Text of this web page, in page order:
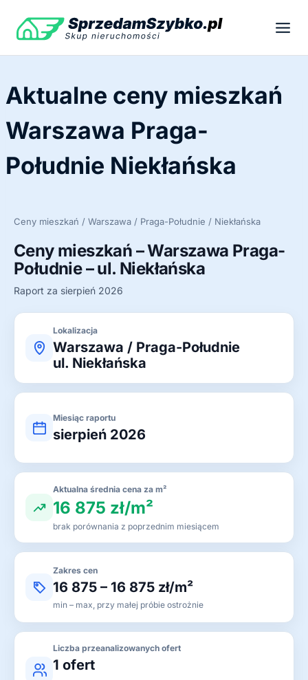
treści
Aktualne ceny mieszkań
Warszawa Praga-
Południe Niekłańska
Ceny mieszkań / Warszawa / Praga-Południe / Niekłańska
Ceny mieszkań – Warszawa Praga-
Południe – ul. Niekłańska
Raport za sierpień 2026
Lokalizacja
Warszawa / Praga-Południe
ul. Niekłańska
Miesiąc raportu
sierpień 2026
Aktualna średnia cena za m²
16 875 zł/m²
brak porównania z poprzednim miesiącem
Zakres cen
16 875 – 16 875 zł/m²
min – max, przy małej próbie ostrożnie
Liczba przeanalizowanych ofert
1 ofert